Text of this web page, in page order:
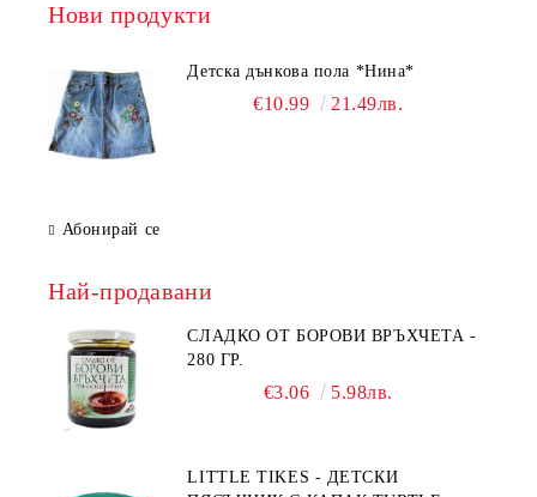
Нови продукти
Детска дънкова пола *Нина*
€10.99 21.49лв.
Абонирай се
Най-продавани
СЛАДКО ОТ БОРОВИ ВРЪХЧЕТА -
280 ГР.
€3.06 5.98лв.
LITTLE TIKES - ДЕТСКИ